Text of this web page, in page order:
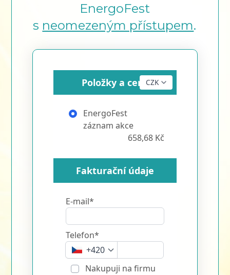
EnergoFest
s neomezeným přístupem.
Položky a ceny
EnergoFest
záznam akce
658,68 Kč
Fakturační údaje
E-mail*
Telefon*
+420
Nakupuji na firmu